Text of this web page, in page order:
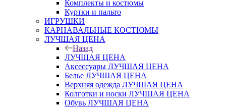
Комплекты и костюмы
Куртки и пальто
ИГРУШКИ
КАРНАВАЛЬНЫЕ КОСТЮМЫ
ЛУЧШАЯ ЦЕНА
Назад
ЛУЧШАЯ ЦЕНА
Аксессуары ЛУЧШАЯ ЦЕНА
Белье ЛУЧШАЯ ЦЕНА
Верхняя одежда ЛУЧШАЯ ЦЕНА
Колготки и носки ЛУЧШАЯ ЦЕНА
Обувь ЛУЧШАЯ ЦЕНА